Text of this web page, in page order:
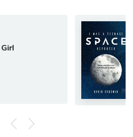
I was a
13.92 €
(ušetríte 5%)